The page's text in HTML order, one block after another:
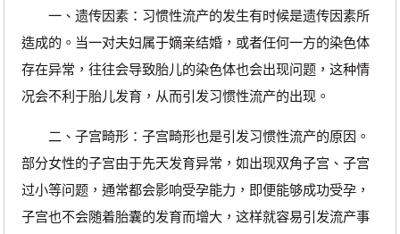
一、遗传因素：习惯性流产的发生有时候是遗传因素所
造成的。当一对夫妇属于嫡亲结婚，或者任何一方的染色体
存在异常，往往会导致胎儿的染色体也会出现问题，这种情
况会不利于胎儿发育，从而引发习惯性流产的出现。
二、子宫畸形：子宫畸形也是引发习惯性流产的原因。
部分女性的子宫由于先天发育异常，如出现双角子宫、子宫
过小等问题，通常都会影响受孕能力，即便能够成功受孕，
子宫也不会随着胎囊的发育而增大，这样就容易引发流产事